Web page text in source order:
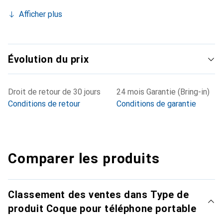
Afficher plus
Évolution du prix
Droit de retour de 30 jours
Conditions de retour
24 mois Garantie (Bring-in)
Conditions de garantie
Comparer les produits
Classement des ventes dans Type de
produit Coque pour téléphone portable